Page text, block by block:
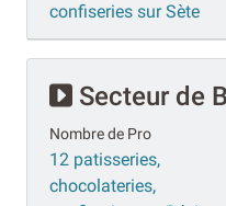
confiseries sur Sète
Secteur de
Nombre de Pro
12 patisseries,
chocolateries,